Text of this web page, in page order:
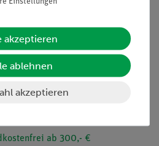
ab 300,- €
akzeptieren
ablehnen
akzeptieren